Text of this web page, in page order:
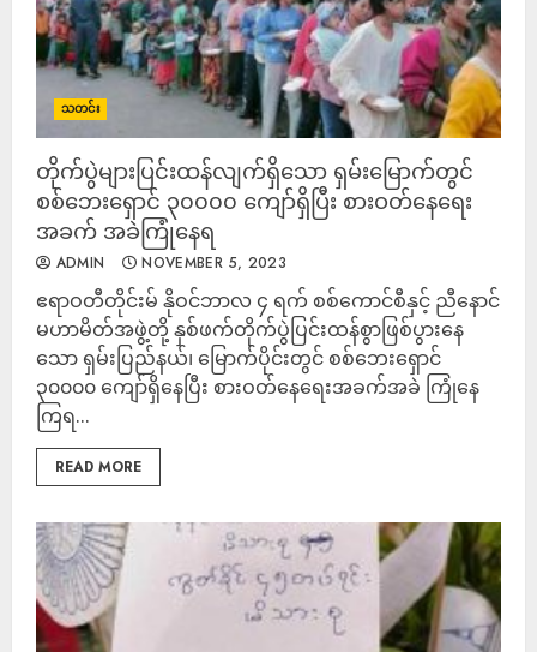
သတင်း
တိုက်ပွဲများပြင်းထန်လျက်ရှိသော ရှမ်းမြောက်တွင်
စစ်ဘေးရှောင် ၃၀၀၀၀ ကျော်ရှိပြီး စားဝတ်နေရေး
အခက် အခဲကြုံနေရ
ADMIN NOVEMBER 5, 2023
ဧရာဝတီတိုင်းမ် နိုဝင်ဘာလ ၄ ရက် စစ်ကောင်စီနှင့် ညီနောင်
မဟာမိတ်အဖွဲ့တို့ နှစ်ဖက်တိုက်ပွဲပြင်းထန်စွာဖြစ်ပွားနေ
သော ရှမ်းပြည်နယ်၊ မြောက်ပိုင်းတွင် စစ်ဘေးရှောင်
၃၀၀၀၀ ကျော်ရှိနေပြီး စားဝတ်နေရေးအခက်အခဲ ကြုံနေ
ကြရ...
READ MORE